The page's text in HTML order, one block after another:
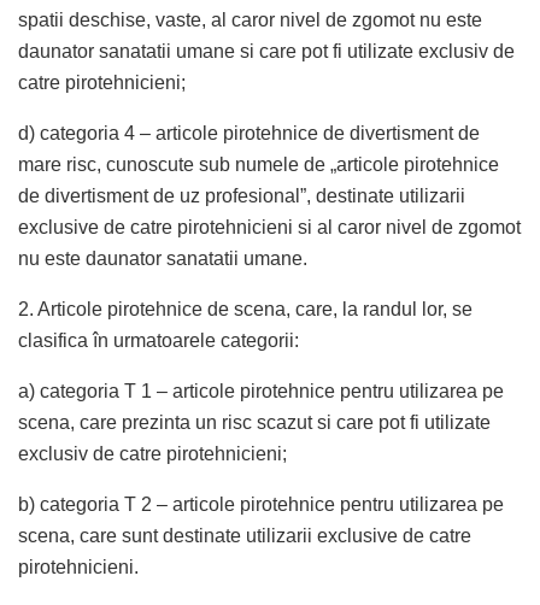
spatii deschise, vaste, al caror nivel de zgomot nu este
daunator sanatatii umane si care pot fi utilizate exclusiv de
catre pirotehnicieni;
d) categoria 4 – articole pirotehnice de divertisment de
mare risc, cunoscute sub numele de „articole pirotehnice
de divertisment de uz profesional”, destinate utilizarii
exclusive de catre pirotehnicieni si al caror nivel de zgomot
nu este daunator sanatatii umane.
2. Articole pirotehnice de scena, care, la randul lor, se
clasifica în urmatoarele categorii:
a) categoria T 1 – articole pirotehnice pentru utilizarea pe
scena, care prezinta un risc scazut si care pot fi utilizate
exclusiv de catre pirotehnicieni;
b) categoria T 2 – articole pirotehnice pentru utilizarea pe
scena, care sunt destinate utilizarii exclusive de catre
pirotehnicieni.